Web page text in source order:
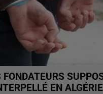
FONDATEURS
EN ALGÉRIE